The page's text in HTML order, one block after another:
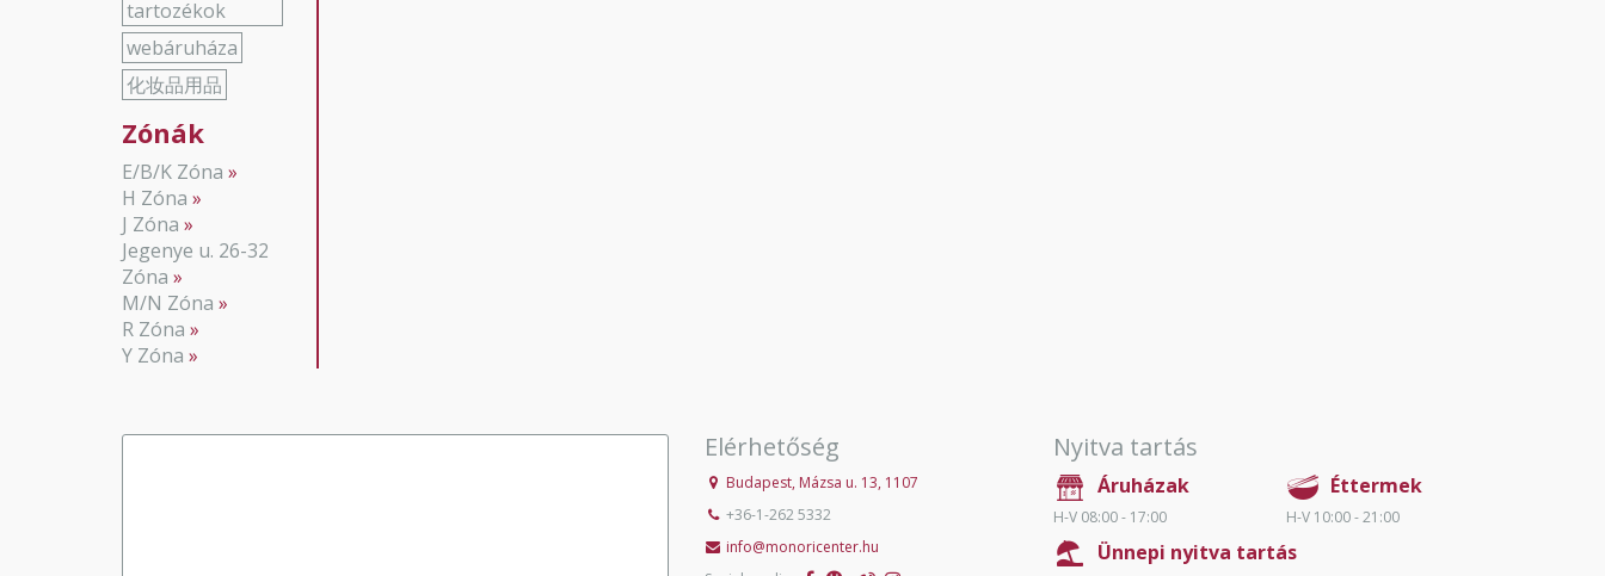
tartozékok
webáruháza
化妆品用品
Zónák
E/B/K Zóna
H Zóna
J Zóna
Jegenye u. 26-32
Zóna
M/N Zóna
R Zóna
Y Zóna
Elérhetőség
Budapest, Mázsa u. 13, 1107
+36-1-262 5332
info@monoricenter.hu
Nyitva tartás
Áruházak
H-V 08:00 - 17:00
Éttermek
H-V 10:00 - 21:00
Ünnepi nyitva tartás